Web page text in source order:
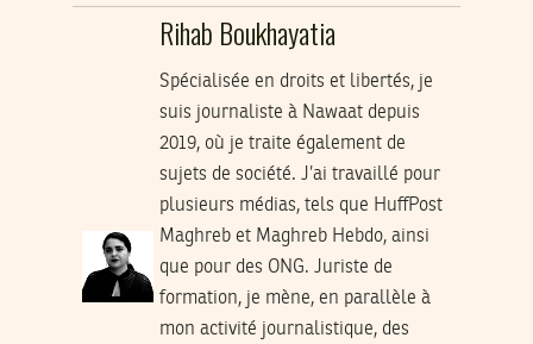
Rihab Boukhayatia
Spécialisée en droits et libertés, je
suis journaliste à Nawaat depuis
2019, où je traite également de
sujets de société. J’ai travaillé pour
plusieurs médias, tels que HuffPost
Maghreb et Maghreb Hebdo, ainsi
que pour des ONG. Juriste de
formation, je mène, en parallèle à
mon activité journalistique, des